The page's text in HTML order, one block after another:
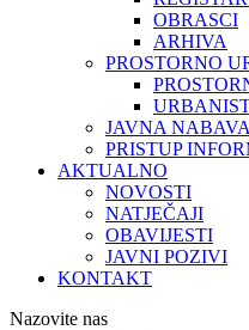
OBRASCI
ARHIVA
PROSTORNO
JAVNA NABAVA
PRISTUP
AKTUALNO
NOVOSTI
NATJEČAJI
OBAVIJESTI
JAVNI POZIVI
KONTAKT
Nazovite nas